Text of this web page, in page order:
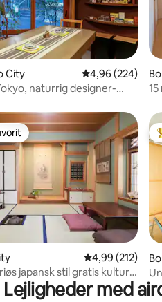
bedømmelse, 270 omtaler
City 4,96 ud af 5 i
4,96 (224)
naturrig designer-
bedømmelse, 122 omtaler
4,99 ud af 5 i
4,99 (212)
japansk stil gratis kulturel
Lejligheder med